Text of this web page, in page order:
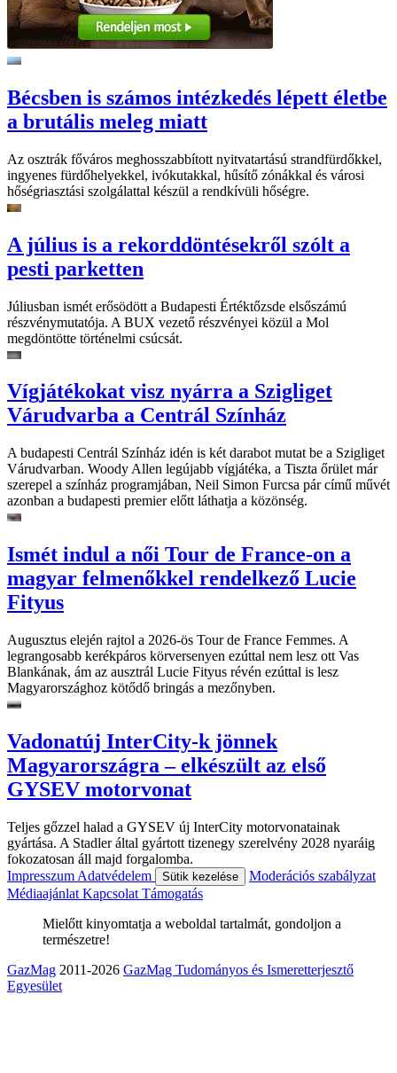
Bécsben is számos intézkedés lépett életbe
a brutális meleg miatt
Az osztrák főváros meghosszabbított nyitvatartású strandfürdőkkel,
ingyenes fürdőhelyekkel, ivókutakkal, hűsítő zónákkal és városi
hőségriasztási szolgálattal készül a rendkívüli hőségre.
A július is a rekorddöntésekről szólt a
pesti parketten
Júliusban ismét erősödött a Budapesti Értéktőzsde elsőszámú
részvénymutatója. A BUX vezető részvényei közül a Mol
megdöntötte történelmi csúcsát.
Vígjátékokat visz nyárra a Szigliget
Várudvarba a Centrál Színház
A budapesti Centrál Színház idén is két darabot mutat be a Szigliget
Várudvarban. Woody Allen legújabb vígjátéka, a Tiszta őrület már
szerepel a színház programjában, Neil Simon Furcsa pár című művét
azonban a budapesti premier előtt láthatja a közönség.
Ismét indul a női Tour de France-on a
magyar felmenőkkel rendelkező Lucie
Fityus
Augusztus elején rajtol a 2026-ös Tour de France Femmes. A
legrangosabb kerékpáros körversenyen ezúttal nem lesz ott Vas
Blankának, ám az ausztrál Lucie Fityus révén ezúttal is lesz
Magyarországhoz kötődő bringás a mezőnyben.
Vadonatúj InterCity-k jönnek
Magyarországra – elkészült az első
GYSEV motorvonat
Teljes gőzzel halad a GYSEV új InterCity motorvonatainak
gyártása. A Stadler által gyártott tizenegy szerelvény 2028 nyaráig
fokozatosan áll majd forgalomba.
Impresszum Adatvédelem Sütik kezelése
Moderációs szabályzat
Médiaajánlat Kapcsolat Támogatás
Mielőtt kinyomtatja a weboldal tartalmát, gondoljon a
természetre!
GazMag 2011-2026 GazMag Tudományos és Ismeretterjesztő
Egyesület